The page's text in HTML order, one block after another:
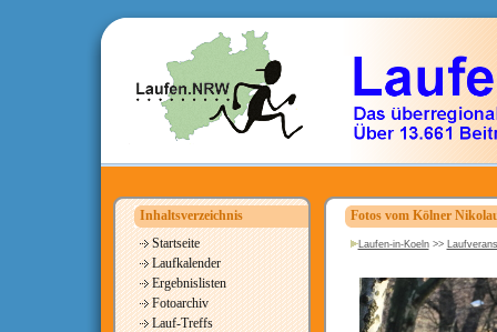
Inhaltsverzeichnis
Startseite
Laufkalender
Ergebnislisten
Fotoarchiv
Lauf-Treffs
Fotos vom Kölner
Laufen-in-Koeln>>